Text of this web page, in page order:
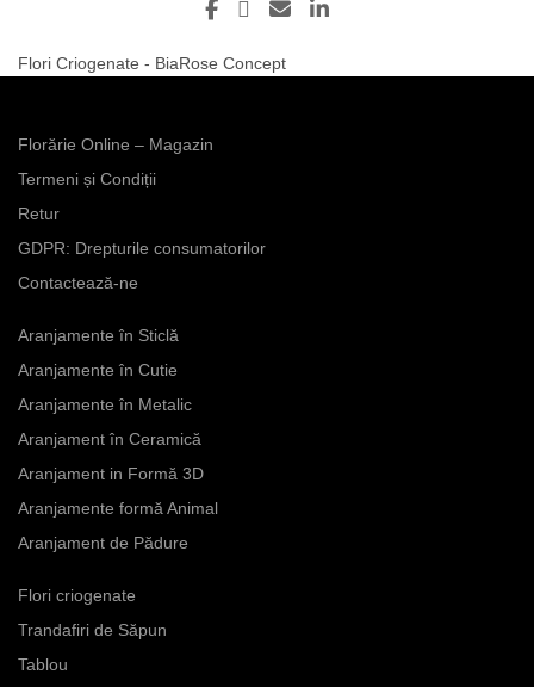
variații.
fi
produsului.
Flori Criogenate - BiaRose Concept
Florărie Online – Magazin
Termeni și Condiții
Retur
GDPR: Drepturile consumatorilor
Contactează-ne
Aranjamente în Sticlă
Aranjamente în Cutie
Aranjamente în Metalic
Aranjament în Ceramică
Aranjament in Formă 3D
Aranjamente formă Animal
Aranjament de Pădure
Flori criogenate
Trandafiri de Săpun
Tablou